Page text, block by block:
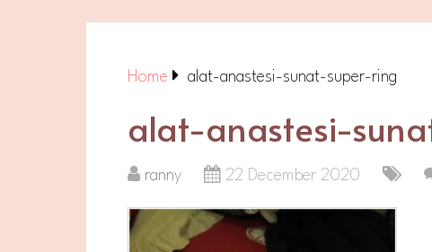
Home alat-anastesi-sunat-super-ring
alat-anastesi-
ranny 22 December 2020